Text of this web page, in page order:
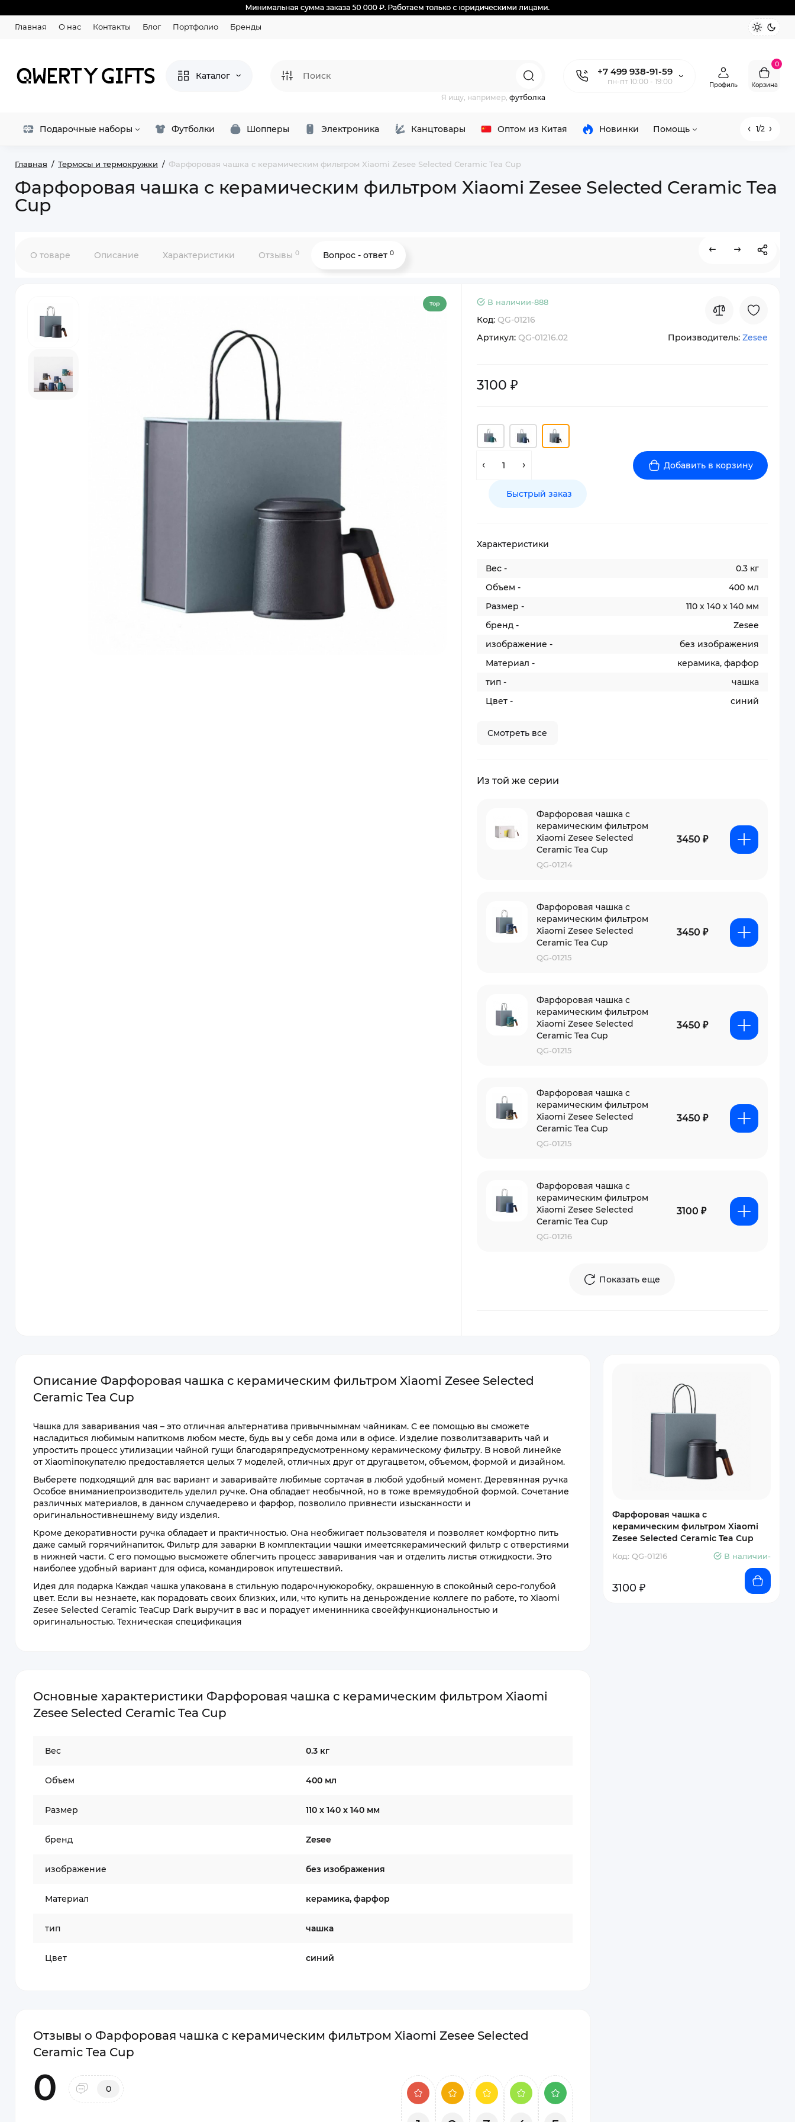
Главная О нас Контакты Блог Портфолио Бренды
Каталог +7 499 938-91-59
пн-пт 10:00 - 19:00
Я ищу, например, футболка
Профиль
0
Корзина
Подарочные наборы Футболки Шопперы Электроника Канцтовары Оптом из Китая Новинки Помощь 1/2
Главная Термосы и термокружки Фарфоровая чашка с керамическим фильтром Xiaomi Zesee Selected Ceramic Tea Cup
Фарфоровая чашка с керамическим фильтром Xiaomi Zesee Selected Ceramic Tea
Cup
О товаре Описание Характеристики Отзывы 0 Вопрос - ответ 0
Top В наличии-888
Код: QG-01216
Артикул: QG-01216.02 Производитель: Zesee
3100 ₽
Добавить в корзину
Быстрый заказ
Характеристики
Вес -
0.3 кг
Объем -
400 мл
Размер -
110 x 140 x 140 мм
бренд -
Zesee
изображение -
без изображения
Материал -
керамика, фарфор
тип -
чашка
Цвет -
синий
Смотреть все
Из той же серии
Фарфоровая чашка с
керамическим фильтром
Xiaomi Zesee Selected
Ceramic Tea Cup
QG-01214
3450 ₽
Фарфоровая чашка с
керамическим фильтром
Xiaomi Zesee Selected
Ceramic Tea Cup
QG-01215
3450 ₽
Фарфоровая чашка с
керамическим фильтром
Xiaomi Zesee Selected
Ceramic Tea Cup
QG-01215
3450 ₽
Фарфоровая чашка с
керамическим фильтром
Xiaomi Zesee Selected
Ceramic Tea Cup
QG-01215
3450 ₽
Фарфоровая чашка с
керамическим фильтром
Xiaomi Zesee Selected
Ceramic Tea Cup
QG-01216
3100 ₽
Показать еще
Описание Фарфоровая чашка с керамическим фильтром Xiaomi Zesee Selected
Ceramic Tea Cup
Чашка для заваривания чая – это отличная альтернатива привычнымнам чайникам. С ее помощью вы сможете
насладиться любимым напиткомв любом месте, будь вы у себя дома или в офисе. Изделие позволитзаварить чай и
упростить процесс утилизации чайной гущи благодаряпредусмотренному керамическому фильтру. В новой линейке
от Xiaomiпокупателю предоставляется целых 7 моделей, отличных друг от другацветом, объемом, формой и дизайном.
Выберете подходящий для вас вариант и заваривайте любимые сортачая в любой удобный момент. Деревянная ручка
Особое вниманиепроизводитель уделил ручке. Она обладает необычной, но в тоже времяудобной формой. Сочетание
различных материалов, в данном случаедерево и фарфор, позволило привнести изысканности и
оригинальностивнешнему виду изделия.
Кроме декоративности ручка обладает и практичностью. Она необжигает пользователя и позволяет комфортно пить
даже самый горячийнапиток. Фильтр для заварки В комплектации чашки имеетсякерамический фильтр с отверстиями
в нижней части. С его помощью высможете облегчить процесс заваривания чая и отделить листья отжидкости. Это
наиболее удобный вариант для офиса, командировок ипутешествий.
Идея для подарка Каждая чашка упакована в стильную подарочнуюкоробку, окрашенную в спокойный серо-голубой
цвет. Если вы незнаете, как порадовать своих близких, или, что купить на деньрождение коллеге по работе, то Xiaomi
Zesee Selected Ceramic TeaCup Dark выручит в вас и порадует именинника своейфункциональностью и
оригинальностью. Техническая спецификация
Основные характеристики Фарфоровая чашка с керамическим фильтром Xiaomi
Zesee Selected Ceramic Tea Cup
Вес 0.3 кг
Объем 400 мл
Размер 110 x 140 x 140 мм
бренд Zesee
изображение без изображения
Материал керамика, фарфор
тип чашка
Цвет синий
Отзывы о Фарфоровая чашка с керамическим фильтром Xiaomi Zesee Selected
Ceramic Tea Cup
0 0
Фарфоровая чашка с
керамическим фильтром Xiaomi
Zesee Selected Ceramic Tea Cup
Код: QG-01216 В наличии-
3100 ₽